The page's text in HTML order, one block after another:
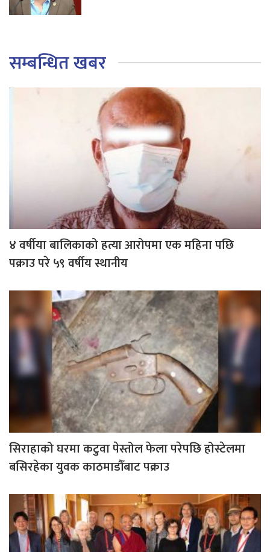
सम्बन्धित खबर
४ वर्षीया बालिकाको हत्या आरोपमा एक महिना पछि
पक्राउ परे ५९ वर्षीय स्थानीय
सिराहाको घरमा कटुवा पेस्तोल फेला परेपछि होस्टेलमा
बसिरहेका युवक काठमाडौँबाट पक्राउ